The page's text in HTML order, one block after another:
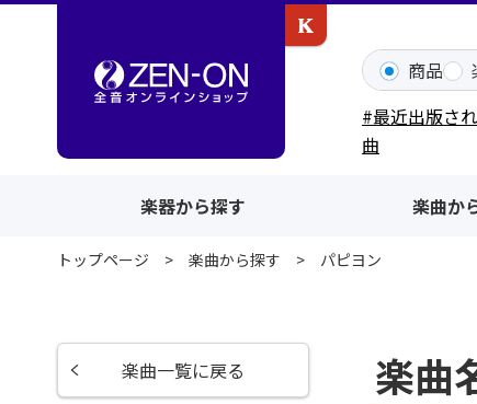
商品
#最近出版さ
曲
楽器から探す 楽曲か
トップページ 楽曲から探す パピヨン
楽曲
楽曲一覧に戻る